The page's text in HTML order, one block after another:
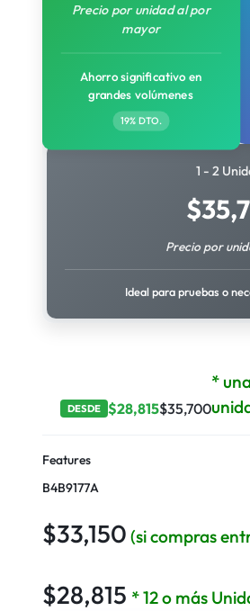
Precio por unidad al por
mayor
Ahorro significativo en
grandes volúmenes
19% DTO.
1 - 2
$
Precio por
Ideal para pruebas o
DESDE $28,815$35,700
* una
Features
B4B9177A
$33,150 (si compras
$28,815 * 12 o más